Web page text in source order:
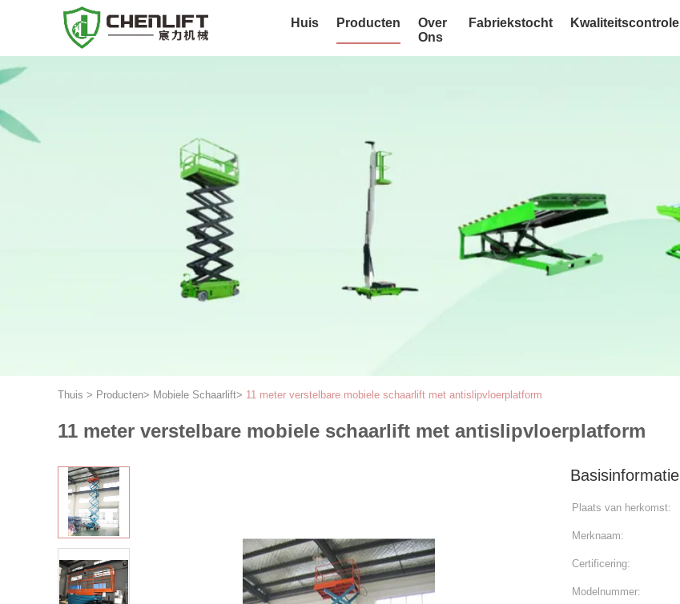
Huis Producten
Over
Ons
Fabriekstocht Kwaliteitscontrole
Thuis > Producten> Mobiele Schaarlift> 11 meter verstelbare mobiele schaarlift met antislipvloerplatform
11 meter verstelbare mobiele schaarlift met antislipvloerplatform
Basisinformatie
Plaats van herkomst:
Merknaam:
Certificering:
Modelnummer: